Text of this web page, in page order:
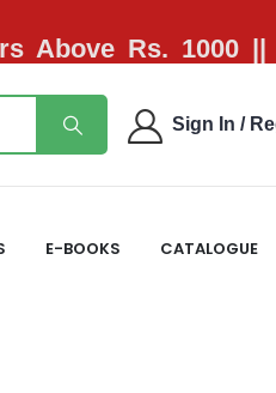
Above Rs. 1000 ||
Sign In /
E-BOOKS CATALOGUE